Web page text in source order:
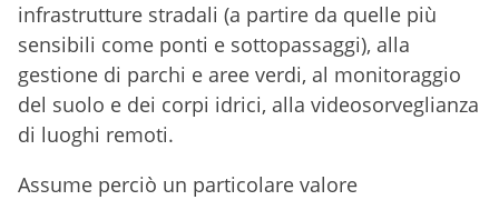
infrastrutture stradali (a partire da quelle più
sensibili come ponti e sottopassaggi), alla
gestione di parchi e aree verdi, al monitoraggio
del suolo e dei corpi idrici, alla videosorveglianza
di luoghi remoti.
Assume perciò un particolare valore